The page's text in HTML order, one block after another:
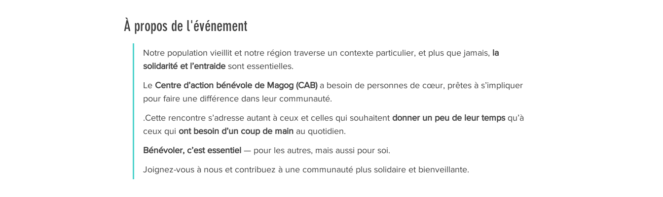
À propos de l'événement
Notre population vieillit et notre région traverse un contexte particulier, et plus que jamais, la
solidarité et l’entraide sont essentielles.
Le Centre d’action bénévole de Magog (CAB) a besoin de personnes de cœur, prêtes à s’impliquer
pour faire une différence dans leur communauté.
.Cette rencontre s’adresse autant à ceux et celles qui souhaitent donner un peu de leur temps qu’à
ceux qui ont besoin d’un coup de main au quotidien.
Bénévoler, c’est essentiel — pour les autres, mais aussi pour soi.
Joignez-vous à nous et contribuez à une communauté plus solidaire et bienveillante.